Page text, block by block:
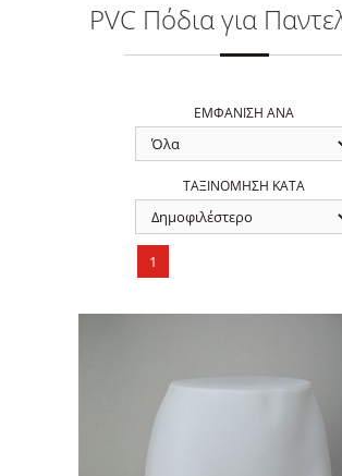
PVC Πόδια για
ΕΜΦΑΝΙΣΗ ΑΝΑ
ΤΑΞΙΝΟΜΗΣΗ ΚΑΤΑ
1